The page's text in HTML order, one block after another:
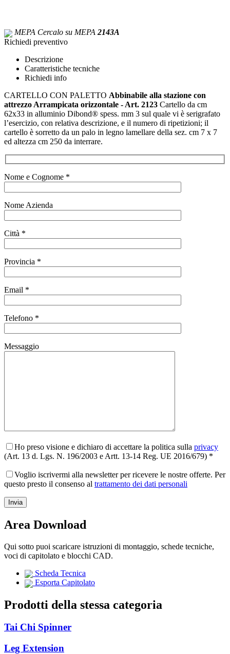
MEPA Cercalo su MEPA 2143A
Richiedi preventivo
Descrizione
Caratteristiche tecniche
Richiedi info
CARTELLO CON PALETTO Abbinabile alla stazione con
attrezzo Arrampicata orizzontale - Art. 2123 Cartello da cm
62x33 in alluminio Dibond® spess. mm 3 sul quale vi è serigrafato
l’esercizio, con relativa descrizione, e il numero di ripetizioni; il
cartello è sorretto da un palo in legno lamellare della sez. cm 7 x 7
ed altezza cm 250 da interrare.
Nome e Cognome *
Nome Azienda
Città *
Provincia *
Email *
Telefono *
Messaggio
Ho preso visione e dichiaro di accettare la politica sulla privacy
(Art. 13 d. Lgs. N. 196/2003 e Artt. 13-14 Reg. UE 2016/679) *
Voglio iscrivermi alla newsletter per ricevere le nostre offerte. Per
questo presto il consenso al trattamento dei dati personali
Area Download
Qui sotto puoi scaricare istruzioni di montaggio, schede tecniche,
voci di capitolato e blocchi CAD.
Scheda Tecnica
Esporta Capitolato
Prodotti della stessa categoria
Tai Chi Spinner
Leg Extension